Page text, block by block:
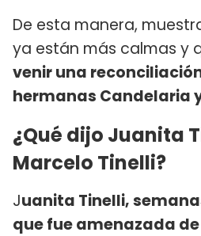
De esta manera,
ya están más calmas y
venir una
hermanas Candelaria
¿Qué dijo Juanita
Marcelo Tinelli?
Juanita Tinelli,
que fue amenazada